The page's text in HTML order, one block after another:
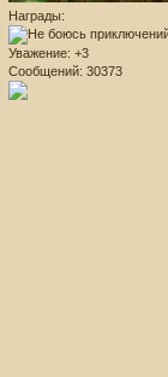
Награды:
Уважение: +3
Сообщений: 30373